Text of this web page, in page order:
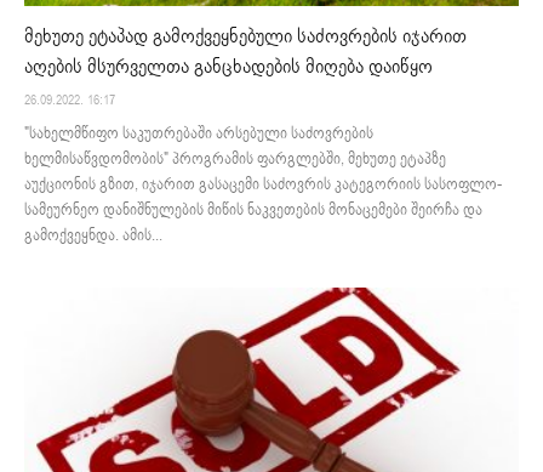
მეხუთე ეტაპად გამოქვეყნებული საძოვრების იჯარით
აღების მსურველთა განცხადების მიღება დაიწყო
26.09.2022. 16:17
"სახელმწიფო საკუთრებაში არსებული საძოვრების
ხელმისაწვდომობის" პროგრამის ფარგლებში, მეხუთე ეტაპზე
აუქციონის გზით, იჯარით გასაცემი საძოვრის კატეგორიის სასოფლო-
სამეურნეო დანიშნულების მიწის ნაკვეთების მონაცემები შეირჩა და
გამოქვეყნდა. ამის...